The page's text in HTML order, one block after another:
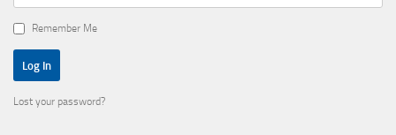
Remember Me
Lost your password?